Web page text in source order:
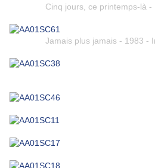
Cinq jours, ce printemps-là
Jamais plus jamais - 1983 -